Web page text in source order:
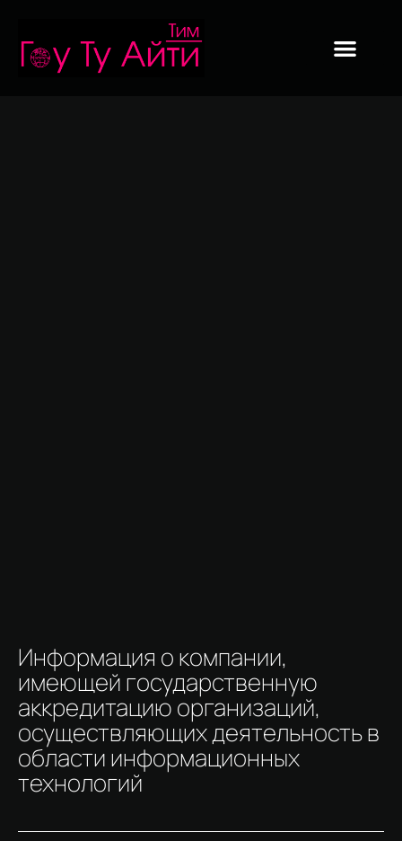
Информация о компании,
имеющей государственную
аккредитацию организаций,
осуществляющих деятельность в
области информационных
технологий